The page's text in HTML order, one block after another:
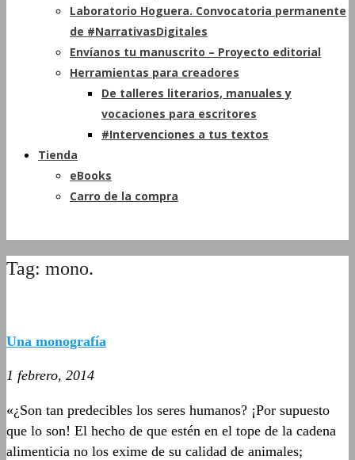
Laboratorio Hoguera. Convocatoria permanente
de #NarrativasDigitales
Envíanos tu manuscrito – Proyecto editorial
Herramientas para creadores
De talleres literarios, manuales y
vocaciones para escritores
#Intervenciones a tus textos
Tienda
eBooks
Carro de la compra
Tag: mono.
Una monografía
1 febrero, 2014
«¿Son tan predecibles los seres humanos? ¡Por supuesto
que lo son! El hecho de que estén en el tope de la cadena
alimenticia no los exime de su calidad de animales;